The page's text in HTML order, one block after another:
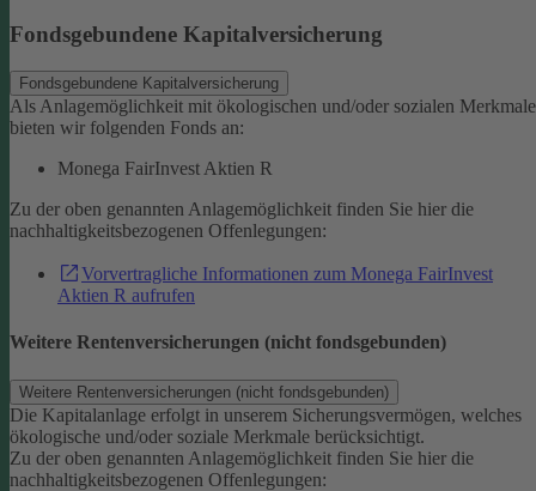
Fondsgebundene Kapitalversicherung
Fondsgebundene Kapitalversicherung
Als Anlagemöglichkeit mit ökologischen und/oder sozialen
bieten wir folgenden Fonds an:
Monega FairInvest Aktien R
Zu der oben genannten Anlagemöglichkeit finden Sie hier die
nachhaltigkeitsbezogenen Offenlegungen:
Vorvertragliche Informationen zum Monega FairInvest
Aktien R aufrufen
Weitere Rentenversicherungen (nicht fondsgebunden)
Weitere Rentenversicherungen (nicht fondsgebunden)
Die Kapitalanlage erfolgt in unserem Sicherungsvermögen, welches
ökologische und/oder soziale Merkmale berücksichtigt.
Zu der oben genannten Anlagemöglichkeit finden Sie hier die
nachhaltigkeitsbezogenen Offenlegungen: